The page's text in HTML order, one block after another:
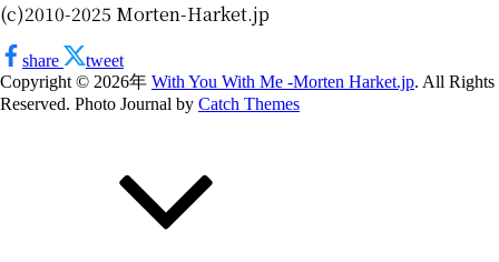
(c)2010-2025 Morten-Harket.jp
share
tweet
Copyright © 2026年 With You With Me -Morten Harket.jp. All Rights
Reserved. Photo Journal by Catch Themes